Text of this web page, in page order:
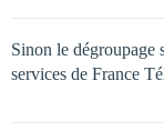
Sinon le dégroupage
services de France